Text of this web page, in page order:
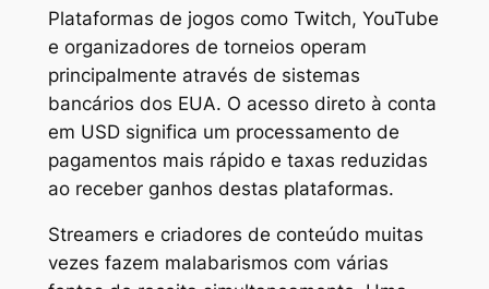
Plataformas de jogos como Twitch, YouTube
e organizadores de torneios operam
principalmente através de sistemas
bancários dos EUA. O acesso direto à conta
em USD significa um processamento de
pagamentos mais rápido e taxas reduzidas
ao receber ganhos destas plataformas.
Streamers e criadores de conteúdo muitas
vezes fazem malabarismos com várias